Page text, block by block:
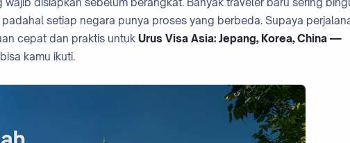
setiap negara punya proses yang berbeda. Supaya
cepat dan praktis untuk Urus Visa Asia: Jepang, Korea, China —
kamu ikuti.